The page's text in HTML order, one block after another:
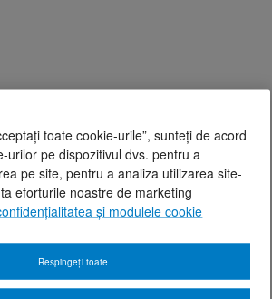
toate cookie-urile”, sunteți de acord
urilor pe dispozitivul dvs. pentru a
pe site, pentru a analiza utilizarea site-
eforturile noastre de marketing
și modulele cookie
Respingeți toate